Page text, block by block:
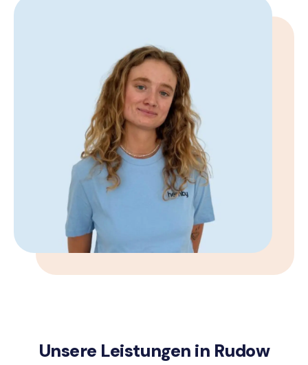
Unsere Leistungen in Rudow